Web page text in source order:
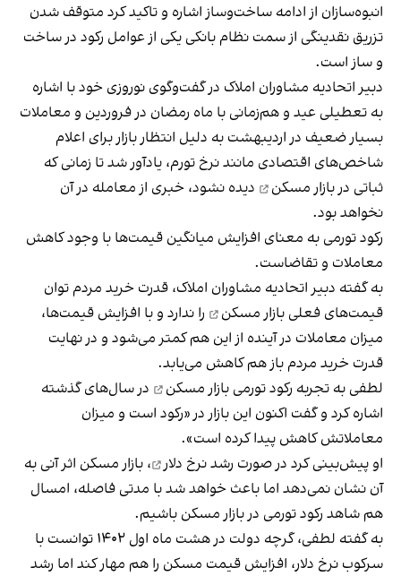
انبوه‌سازان از ادامه ساخت‌وساز اشاره و تاکید کرد متوقف شدن
تزریق نقدینگی از سمت نظام بانکی یکی از عوامل رکود در ساخت‌
و ساز است.
دبیر اتحادیه مشاوران املاک در گفت‌وگوی نوروزی خود با اشاره
به تعطیلی عید و هم‌زمانی با ماه رمضان در فروردین و معاملات
بسیار ضعیف در اردیبهشت به دلیل انتظار بازار برای اعلام
شاخص‌های اقتصادی مانند نرخ تورم، یادآور شد تا زمانی که
ثباتی در بازار مسکن
دیده نشود، خبری از معامله در آن
نخواهد بود.
رکود تورمی به معنای افزایش میانگین قیمت‌ها با وجود کاهش
معاملات و تقاضاست.
به گفته دبیر اتحادیه مشاوران املاک، قدرت خرید مردم توان
قیمت‌های فعلی بازار مسکن
را ندارد و با افزایش قیمت‌ها،
میزان معاملات در آینده از این هم کمتر می‌شود و در نهایت
قدرت خرید مردم باز هم کاهش می‌یابد.
لطفی به تجربه رکود تورمی بازار مسکن
در سال‌های گذشته
اشاره کرد و گفت اکنون این بازار در «رکود است و میزان
معاملاتش کاهش پیدا کرده است».
او پیش‌بینی کرد در صورت رشد نرخ دلار
، بازار مسکن اثر آنی به
آن نشان نمی‌دهد اما باعث خواهد شد با مدتی فاصله، امسال
هم شاهد رکود تورمی در بازار مسکن باشیم.
به گفته لطفی، گرچه دولت در هشت ماه اول ١۴٠٢ توانست با
سرکوب نرخ دلار، افزایش قیمت مسکن را هم مهار کند اما رشد